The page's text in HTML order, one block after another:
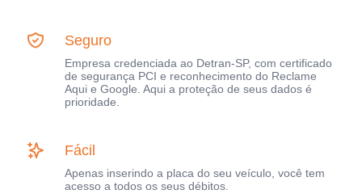
Seguro
Empresa credenciada ao Detran-SP, com certificado
de segurança PCI e reconhecimento do Reclame
Aqui e Google. Aqui a proteção de seus dados é
prioridade.
Fácil
Apenas inserindo a placa do seu veículo, você tem
acesso a todos os seus débitos.